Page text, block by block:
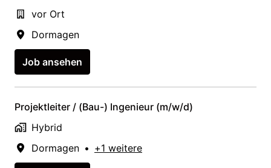
vor Ort
Dormagen
Job ansehen
Projektleiter / (Bau-) Ingenieur (m/w/d)
Hybrid
Dormagen • +1 weitere